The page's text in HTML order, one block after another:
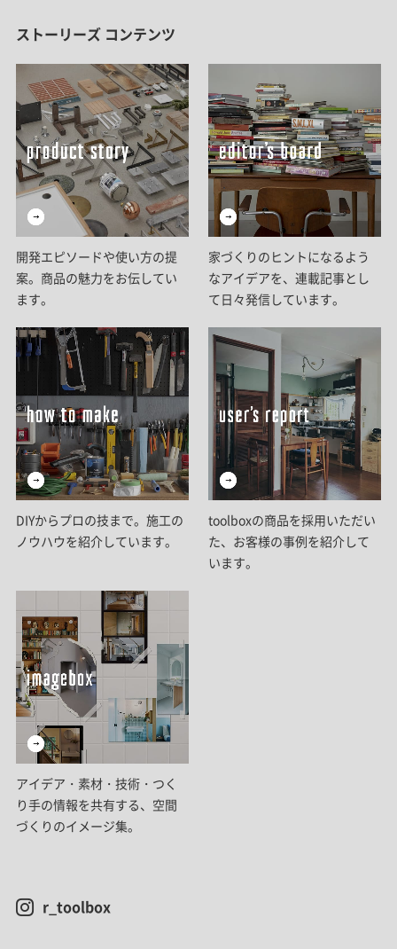
ストーリーズ コンテンツ
開発エピソードや使い方の提
案。商品の魅力をお伝してい
ます。
家づくりのヒントになるよう
なアイデアを、連載記事とし
て日々発信しています。
DIYからプロの技まで。施工の
ノウハウを紹介しています。
toolboxの商品を採用いただい
た、お客様の事例を紹介して
います。
アイデア・素材・技術・つく
り手の情報を共有する、空間
づくりのイメージ集。
r_toolbox